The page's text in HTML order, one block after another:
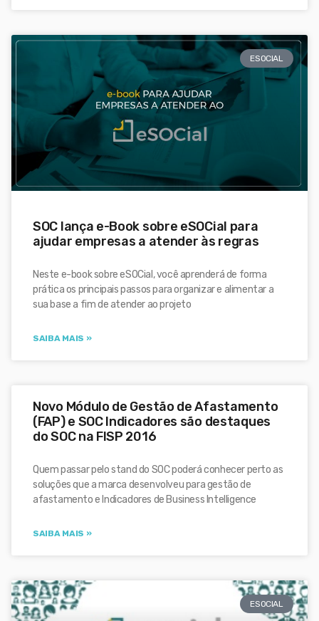
ESOCIAL
SOC lança e-Book sobre eSOCial para
ajudar empresas a atender às regras
Neste e-book sobre eSOCial, você aprenderá de forma
prática os principais passos para organizar e alimentar a
sua base a fim de atender ao projeto
SAIBA MAIS »
Novo Módulo de Gestão de Afastamento
(FAP) e SOC Indicadores são destaques
do SOC na FISP 2016
Quem passar pelo stand do SOC poderá conhecer perto as
soluções que a marca desenvolveu para gestão de
afastamento e Indicadores de Business Intelligence
SAIBA MAIS »
ESOCIAL